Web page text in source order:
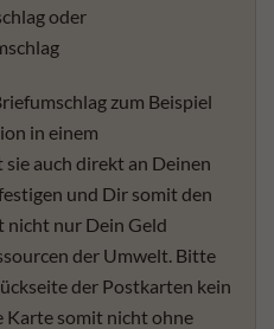
oder
zum Beispiel
in einem
auch direkt an Deinen
und Dir somit den
nicht nur Dein Geld
der Umwelt. Bitte
der Postkarten kein
Karte somit nicht ohne